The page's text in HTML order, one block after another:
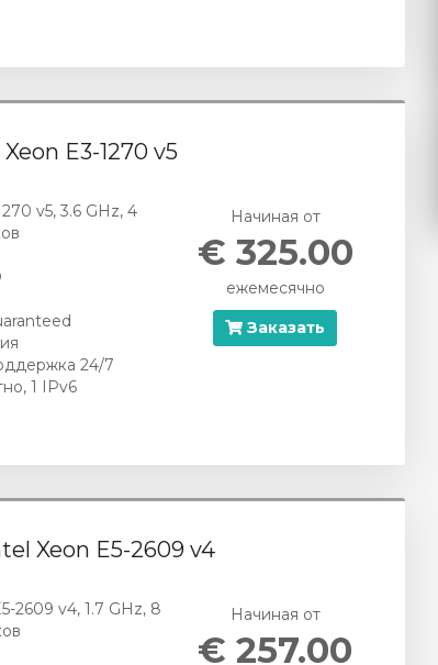
E3-1270 v5
v5, 3.6 GHz, 4
24/7
1 IPv6
Начиная от
€ 325.00
ежемесячно
Заказать
Xeon E5-2609 v4
2609 v4, 1.7 GHz, 8
Начиная от
€ 257.00